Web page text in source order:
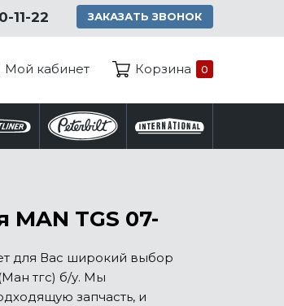
11-22 ЗАКАЗАТЬ ЗВОНОК
Мой кабинет Корзина 0
TGS 07-
для Вас широкий выбор
тгс) б/у. Мы
запчасть, и